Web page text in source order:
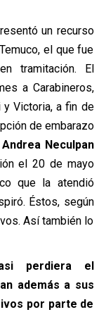
un recurso
el que fue
tramitación. El
a Carabineros,
Victoria, a fin de
de embarazo
Andrea Neculpan
el 20 de mayo
que la atendió
Éstos, según
Así también lo
perdiera el
además a sus
por parte de